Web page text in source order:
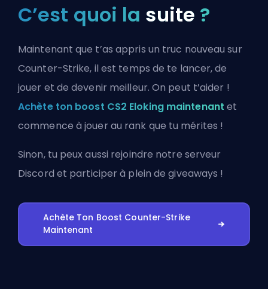
C’est quoi la suite ?
Maintenant que t’as appris un truc nouveau sur
Counter-Strike, il est temps de te lancer, de
jouer et de devenir meilleur. On peut t’aider !
Achète ton boost CS2 Eloking maintenant et
commence à jouer au rank que tu mérites !
Sinon, tu peux aussi rejoindre notre serveur
Discord et participer à plein de giveaways !
Achète Ton Boost Counter-Strike
Maintenant